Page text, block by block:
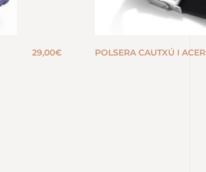
29,00€ POLSERA CAUTXÚ I ACER